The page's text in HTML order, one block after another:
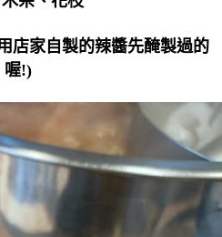
店家自製的辣醬先醃製過的
喔!)